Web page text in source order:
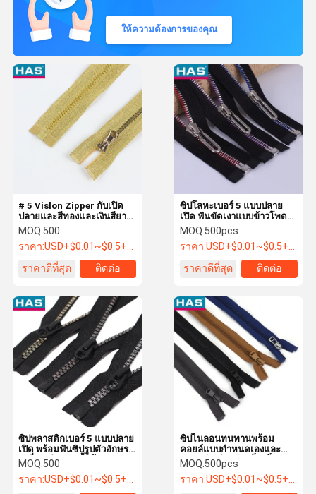
ให้ความต้องการของคุณ
ซิปโลหะเบอร์ 5 แบบปลาย
เปิด ฟันขัดเงาแบบข้าวโพด
และหัวซิปรูปตัว U สำหรับ
กระเป๋า
MOQ:500pcs
ราคา:USD+$0.01~$0.5+PC
ราคาดีที่สุด
ติดต่อ
# 5 Vislon Zipper กับเปิด
ปลายและสีทองและเงินสียาง
ฟันพิเศษสําหรับกระเป๋าเดิน
ทาง
MOQ:500
ราคา:USD+$0.01~$0.5+PC
ราคาดีที่สุด
ติดต่อ
ซิปไนลอนทนทานพร้อม
คอยล์แบบกำหนดเองและ
ปลายเปิดสำหรับแจ็คเก็ต
MOQ:500pcs
ราคา:USD+$0.01~$0.5+PC
ซิปพลาสติกเบอร์ 5 แบบปลาย
เปิด พร้อมฟันซิปรูปตัวอักษร
เหลี่ยม สำหรับเสื้อผ้า
MOQ:500
ราคา:USD+$0.01~$0.5+PC